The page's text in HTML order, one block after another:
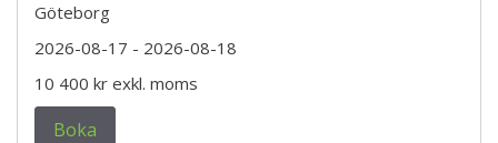
Göteborg
2026-08-17 - 2026-08-18
10 400 kr exkl. moms
Boka